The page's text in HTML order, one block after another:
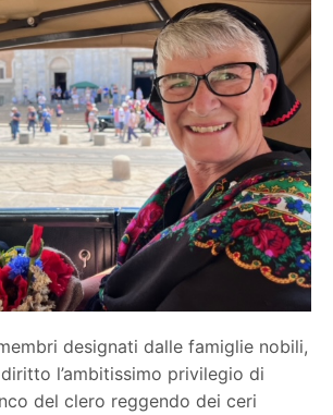
designati dalle famiglie nobili,
l’ambitissimo privilegio di
del clero reggendo dei ceri